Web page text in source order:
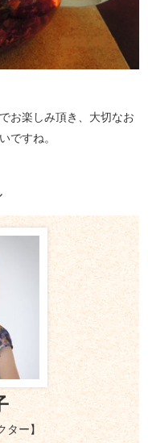
お楽しみ頂き、大切なお
ですね。
ター】